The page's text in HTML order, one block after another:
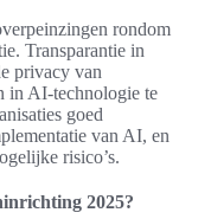
rondom
Transparantie in
privacy van
in AI-technologie te
goed
van AI, en
risico’s.
2025?